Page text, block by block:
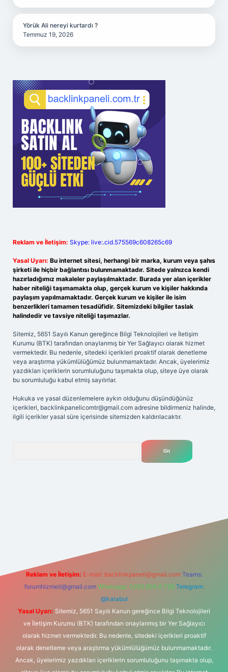
Yörük Ali nereyi kurtardı ?
Temmuz 19, 2026
Reklam ve İletişim: Skype: live:.cid.575569c608265c69
Yasal Uyarı: Bu internet sitesi, herhangi bir marka, kurum veya şahıs
şirketi ile hiçbir bağlantısı bulunmamaktadır. Sitede yalnızca kendi
hazırladığımız makaleler paylaşılmaktadır. Burada yer alan içerikler
haber niteliği taşımamakta olup, gerçek kurum ve kişiler hakkında
paylaşım yapılmamaktadır. Gerçek kurum ve kişiler ile isim
benzerlikleri tamamen tesadüfidir. Sitemizdeki bilgiler taslak
halindedir ve tavsiye niteliği taşımazlar.
Sitemiz, 5651 Sayılı Kanun gereğince Bilgi Teknolojileri ve İletişim
Kurumu (BTK) tarafından onaylanmış bir Yer Sağlayıcı olarak hizmet
vermektedir. Bu nedenle, sitedeki içerikleri proaktif olarak denetleme
veya araştırma yükümlülüğümüz bulunmamaktadır. Ancak, üyelerimiz
yazdıkları içeriklerin sorumluluğunu taşımakta olup, siteye üye olarak
bu sorumluluğu kabul etmiş sayılırlar.
Hukuka ve yasal düzenlemelere aykırı olduğunu düşündüğünüz
içerikleri, backlinkpanelicomtr@gmail.com adresine bildirmeniz halinde,
ilgili içerikler yasal süre içerisinde sitemizden kaldırılacaktır.
Reklam ve İletişim: E-mail: backlinkpaneli@gmail.com Teams:
forumhizmeti@gmail.com Whatsapp: 0262 606 0 726 Telegram:
@karabul
Yasal Uyarı: Sitemiz, 5651 Sayılı Kanun gereğince Bilgi Teknolojileri
ve İletişim Kurumu (BTK) tarafından onaylanmış bir Yer Sağlayıcı
olarak hizmet vermektedir. Bu nedenle, sitedeki içerikleri proaktif
olarak denetleme veya araştırma yükümlülüğümüz bulunmamaktadır.
Ancak, üyelerimiz yazdıkları içeriklerin sorumluluğunu taşımakta olup,